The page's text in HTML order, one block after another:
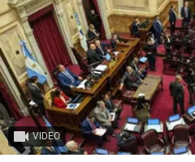
VIDEO